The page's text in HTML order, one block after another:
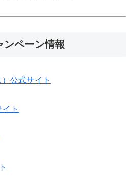
ンペーン情報
公式サイト
ト